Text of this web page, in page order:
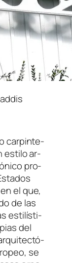
car­pin­te­
es­ti­lo ar­
pro­
en el que,
de las
es­ti­lís­ti­
del
se